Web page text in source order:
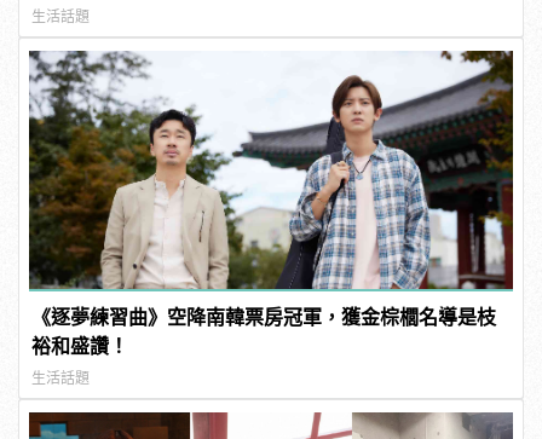
生活話題
《逐夢練習曲》空降南韓票房冠軍，獲金棕櫚名導是枝
裕和盛讚！
生活話題